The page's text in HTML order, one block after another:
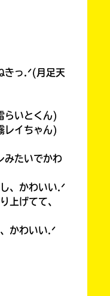
っ.ᐟ(月足天
いとくん)
イちゃん)
みたいでかわ
、かわいい.ᐟ
げてて、
かわいい.ᐟ